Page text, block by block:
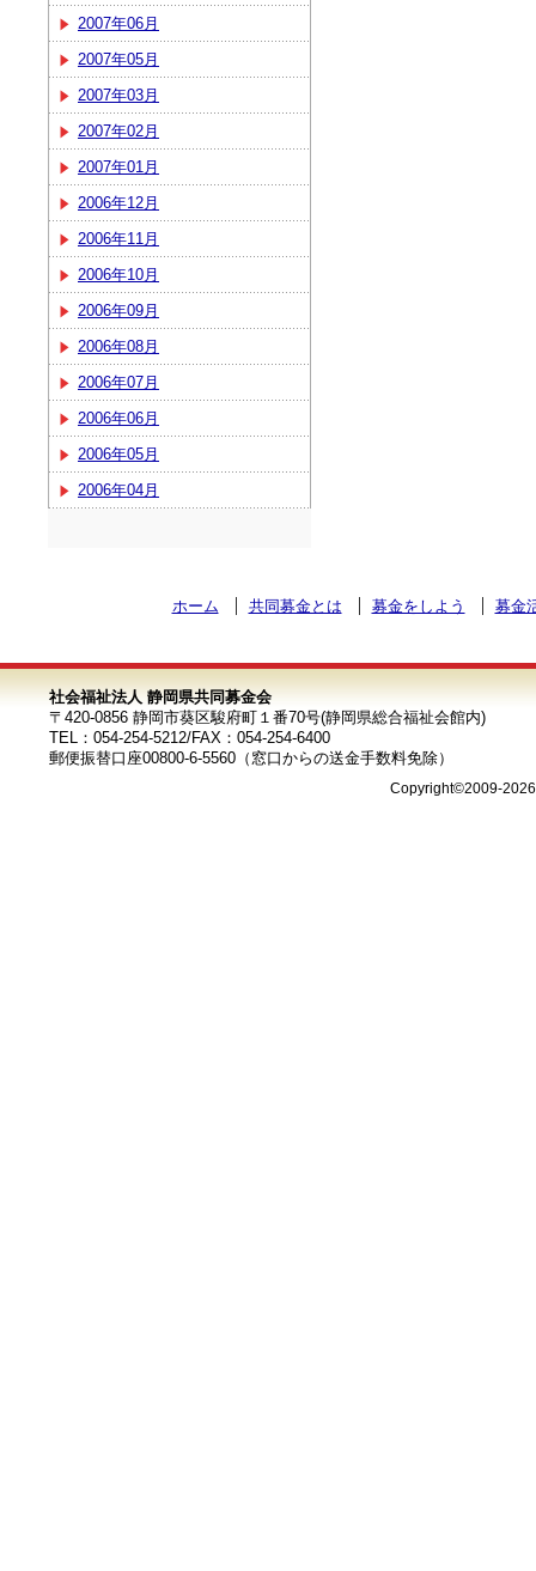
2007年06月
2007年05月
2007年03月
2007年02月
2007年01月
2006年12月
2006年11月
2006年10月
2006年09月
2006年08月
2006年07月
2006年06月
2006年05月
2006年04月
ホーム 共同募金とは 募金をしよう 募金
社会福祉法人 静岡県共同募金会
〒420-0856 静岡市葵区駿府町１番70号(静岡県総合福祉会館内)
TEL：054-254-5212/FAX：054-254-6400
郵便振替口座00800-6-5560（窓口からの送金手数料免除）
Copyright©2009-